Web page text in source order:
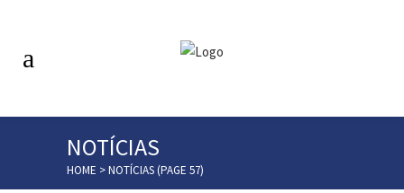
NOTÍCIAS
HOME >NOTÍCIAS(PAGE 57)